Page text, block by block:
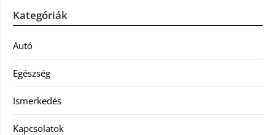
Kategóriák
Autó
Egészség
Ismerkedés
Kapcsolatok